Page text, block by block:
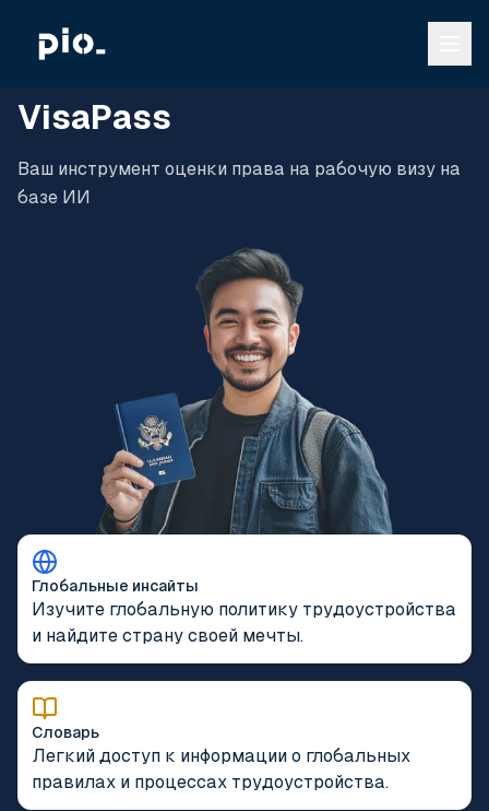
VisaPass
Ваш инструмент оценки права на рабочую визу на
базе ИИ
Глобальные инсайты
Изучите глобальную политику трудоустройства
и найдите страну своей мечты.
Словарь
Легкий доступ к информации о глобальных
правилах и процессах трудоустройства.